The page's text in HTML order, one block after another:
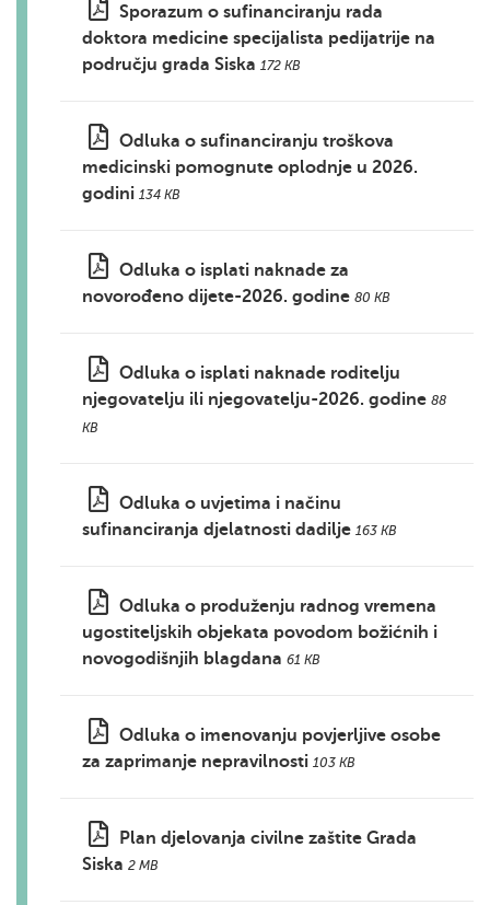
Sporazum o sufinanciranju rada
doktora medicine specijalista pedijatrije na
području grada Siska 172 KB
Odluka o sufinanciranju troškova
medicinski pomognute oplodnje u 2026.
godini 134 KB
Odluka o isplati naknade za
novorođeno dijete-2026. godine 80 KB
Odluka o isplati naknade roditelju
njegovatelju ili njegovatelju-2026. godine 88
KB
Odluka o uvjetima i načinu
sufinanciranja djelatnosti dadilje 163 KB
Odluka o produženju radnog vremena
ugostiteljskih objekata povodom božićnih i
novogodišnjih blagdana 61 KB
Odluka o imenovanju povjerljive osobe
za zaprimanje nepravilnosti 103 KB
Plan djelovanja civilne zaštite Grada
Siska 2 MB